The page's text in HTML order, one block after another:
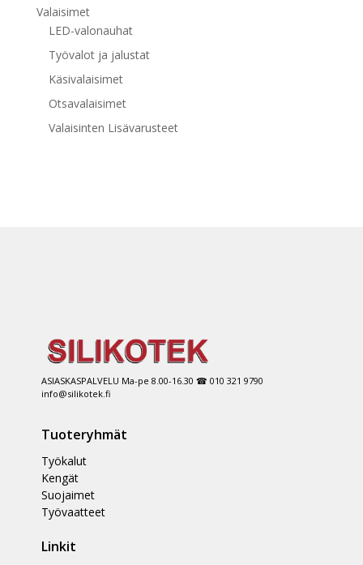
Valaisimet
LED-valonauhat
Työvalot ja jalustat
Käsivalaisimet
Otsavalaisimet
Valaisinten Lisävarusteet
ASIASKASPALVELU Ma-pe 8.00-16.30 ☎ 010 321 9790
info@silikotek.fi
Tuoteryhmät
Työkalut
Kengät
Suojaimet
Työvaatteet
Linkit